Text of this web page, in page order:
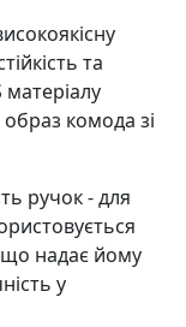
та
матеріалу
образ комода зі
ручок - для
що надає йому
у